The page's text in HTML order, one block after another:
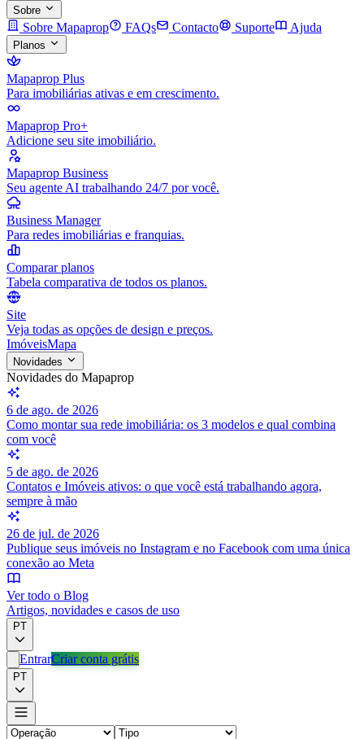
Sobre
Sobre Mapaprop FAQs Contacto Suporte Ajuda
Planos
Mapaprop Plus
Para imobiliárias ativas e em crescimento.
Mapaprop Pro+
Adicione seu site imobiliário.
Mapaprop Business
Seu agente AI trabalhando 24/7 por você.
Business Manager
Para redes imobiliárias e franquias.
Comparar planos
Tabela comparativa de todos os planos.
Site
Veja todas as opções de design e preços.
ImóveisMapa
Novidades
Novidades do Mapaprop
6 de ago. de 2026
Como montar sua rede imobiliária: os 3 modelos e qual combina
com você
5 de ago. de 2026
Contatos e Imóveis ativos: o que você está trabalhando agora,
sempre à mão
26 de jul. de 2026
Publique seus imóveis no Instagram e no Facebook com uma única
conexão ao Meta
Ver todo o Blog
Artigos, novidades e casos de uso
PT
EntrarCriar conta grátis
PT